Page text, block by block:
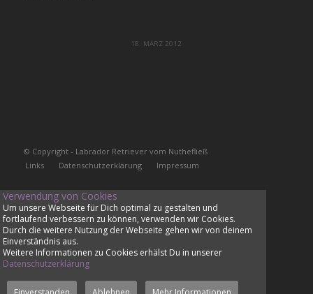
18. MÄRZ 2012
© Copyright - Labrador Retriever vom Nuthefließ
Links
Datenschutzerklärung Impressum
Verwendung von Cookies
Um unsere Webseite für Dich optimal zu gestalten und
fortlaufend verbessern zu können, verwenden wir Cookies.
Durch die weitere Nutzung der Webseite gehen wir von deinem
Einverständnis aus.
Weitere Informationen zu Cookies erhälst Du in unserer
Datenschutzerklärung